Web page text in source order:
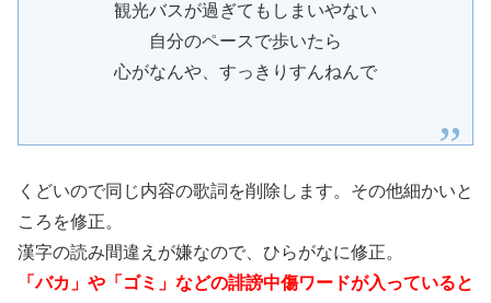
観光バスが過ぎてもしまいやない
自分のペースで歩いたら
心がなんや、すっきりすんねんで
くどいので同じ内容の歌詞を削除します。その他細かいと
ころを修正。
漢字の読み間違えが嫌なので、ひらがなに修正。
「バカ」や「ゴミ」などの誹謗中傷ワードが入っていると